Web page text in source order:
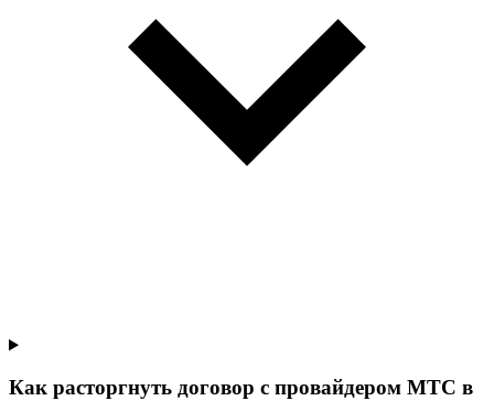
Как расторгнуть договор с провайдером МТС в